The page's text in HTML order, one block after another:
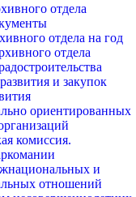
отдела
отдела на год
отдела
и закупок
ориентированных
комиссия.
и
отношений